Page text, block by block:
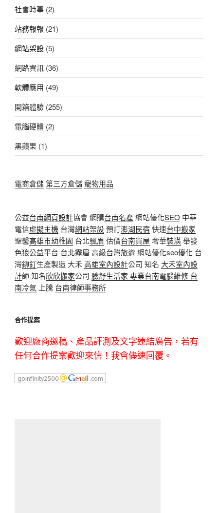
社會時事 (2)
站務報報 (21)
網站架設 (5)
網路資訊 (36)
軟體應用 (49)
開箱體驗 (255)
電腦硬體 (2)
黑蘋果 (1)
電商倉儲第三方倉儲寵物用品
公益台南網頁設計協會 網購台南名產網站優化SEO 中華
電信虛擬主機 台灣網站架設預訂澎湖民宿 快速台中搬家
聖馨高雄市幼稚園 台北飄眉 估價台南買屋 奢華裝潢舉發
色狼公益平台 台北霧眉 高級台灣旅遊網站優化seo優化 台
灣鉚釘生產製造 大禾高雄室內設計公司 知名 大禾室內設
計師 知名欣欣搬家公司 臉舒生活家 專業台南電腦維修 台
南冷氣 上騰 台南律師事務所
合作提案
歡迎廠商邀稿、產品評測及文字連結廣告，若有
任何合作提案歡迎來信！我會儘速回覆。